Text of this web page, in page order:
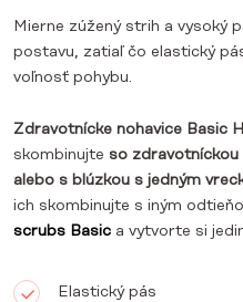
Mierne zúžený strih a vysoký
postavu, zatiaľ čo elastický
voľnosť pohybu.
Zdravotnícke nohavice Basic
skombinujte so zdravotníckou
alebo s blúzkou s jedným
ich skombinujte s iným
scrubs Basic a vytvorte si
Elastický pás